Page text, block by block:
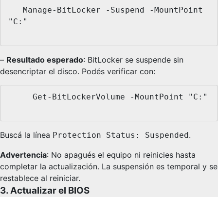
"C:"
– Resultado esperado: BitLocker se suspende sin
desencriptar el disco. Podés verificar con:
Buscá la línea Protection Status: Suspended .
Advertencia: No apagués el equipo ni reinicies hasta
completar la actualización. La suspensión es temporal y se
restablece al reiniciar.
3. Actualizar el BIOS